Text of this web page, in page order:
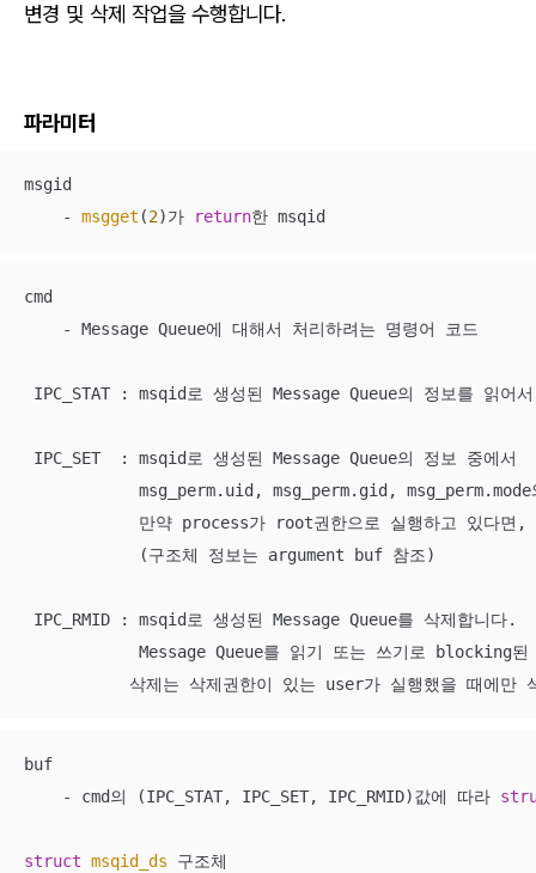
변경 및 삭제 작업을 수행합니다.
파라미터
msgid
    -
msgget (2)가 return한 msqid
cmd
    - Message Queue에 대해서 처리하려는 명령어 코드
IPC_STAT : msqid로 생성된 Message Queue의 정보를 읽어
IPC_SET  : msqid로 생성된 Message Queue의 정보 중에서
msg_perm.uid, msg_perm.gid, msg_perm.mode
만약 process가 root권한으로 실행하고 있다면
            (구조체 정보는 argument buf 참조)
IPC_RMID : msqid로 생성된 Message Queue를 삭제합니다.
Message Queue를 읽기 또는 쓰기로 blocking된
삭제는 삭제권한이 있는 user가 실행했을 때에만
buf
    - cmd의 (IPC_STAT, IPC_SET, IPC_RMID)값에 따라
struct msqid_ds 구조체